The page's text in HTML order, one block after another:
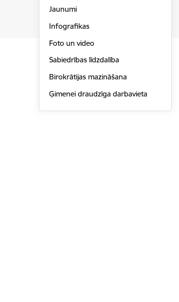
Jaunumi
Infografikas
Foto un video
Sabiedrības līdzdalība
Birokrātijas mazināšana
Ģimenei draudzīga darbavieta